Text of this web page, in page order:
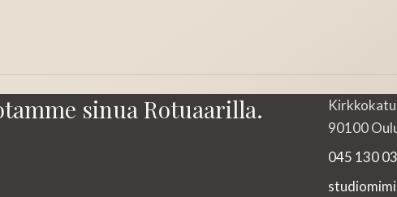
sinua Rotuaarilla.
90100
045 130